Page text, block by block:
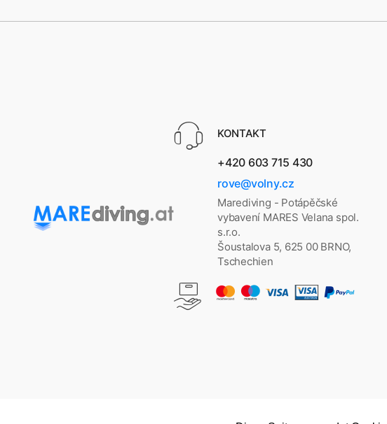
KONTAKT
+420 603 715 430
rove@volny.cz
Marediving - Potápěčské
vybavení MARES Velana spol.
s.r.o.
Šoustalova 5, 625 00 BRNO,
Tschechien